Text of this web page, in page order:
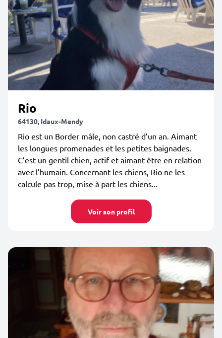
Rio
64130, Idaux-Mendy
Rio est un Border mâle, non castré d’un an. Aimant
les longues promenades et les petites baignades.
C’est un gentil chien, actif et aimant être en relation
avec l’humain. Concernant les chiens, Rio ne les
calcule pas trop, mise à part les chiens...
Voir son profil